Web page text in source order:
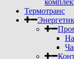
Термотранс